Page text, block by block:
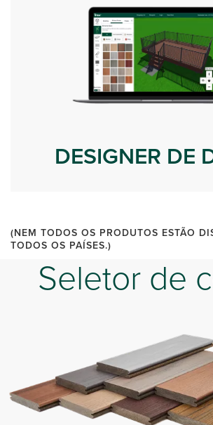
DESIGNER DE
(NEM TODOS OS PRODUTOS ESTÃO
TODOS OS PAÍSES.)
Seletor de